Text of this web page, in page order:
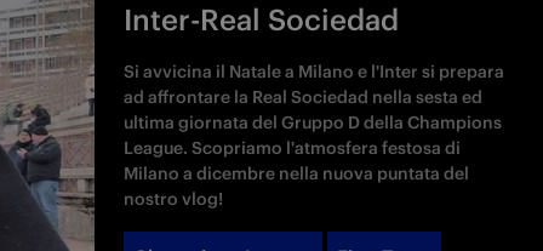
Inter-Real Sociedad
Si avvicina il Natale a Milano e l'Inter si prepara
ad affrontare la Real Sociedad nella sesta ed
ultima giornata del Gruppo D della Champions
League. Scopriamo l'atmosfera festosa di
Milano a dicembre nella nuova puntata del
nostro vlog!